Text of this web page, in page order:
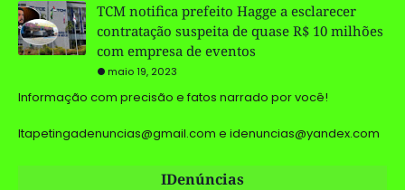
TCM notifica prefeito Hagge a esclarecer
contratação suspeita de quase R$ 10 milhões
com empresa de eventos
maio 19, 2023
Informação com precisão e fatos narrado por você!
Itapetingadenuncias@gmail.com e idenuncias@yandex.com
IDenúncias